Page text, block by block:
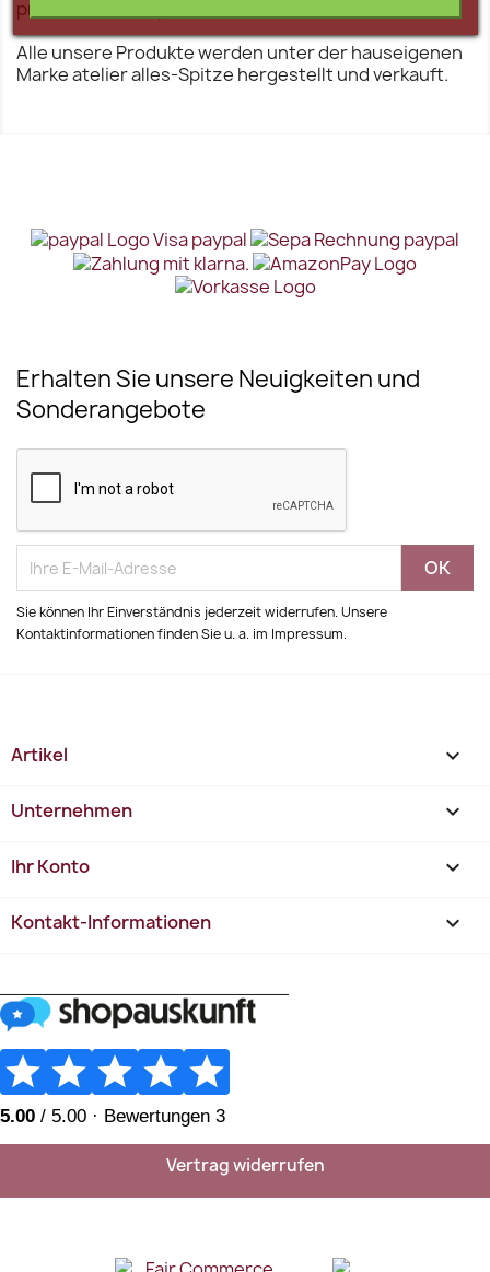
produkt@alles-spitze.de
Alle unsere Produkte werden unter der hauseigenen
Marke atelier alles-Spitze hergestellt und verkauft.
Erhalten Sie unsere Neuigkeiten und
Sonderangebote
Sie können Ihr Einverständnis jederzeit widerrufen. Unsere
Kontaktinformationen finden Sie u. a. im Impressum.
Artikel 
Unternehmen 
Ihr Konto 
Kontakt-Informationen keyboard_arrow_down
Vertrag widerrufen